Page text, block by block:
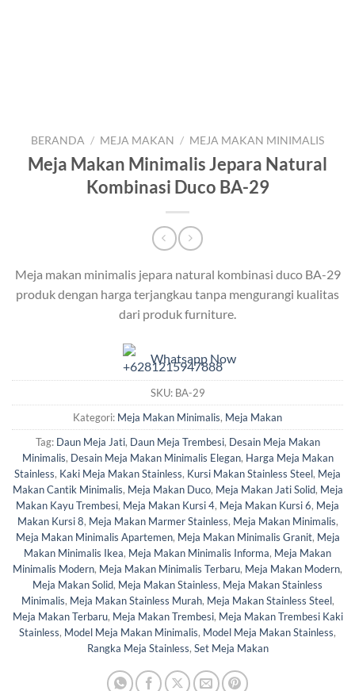
BERANDA / MEJA MAKAN / MEJA MAKAN MINIMALIS
Meja Makan Minimalis Jepara Natural
Kombinasi Duco BA-29
Meja makan minimalis jepara natural kombinasi duco BA-29
produk dengan harga terjangkau tanpa mengurangi kualitas
dari produk furniture.
Whatsapp Now
SKU: BA-29
Kategori: Meja Makan Minimalis, Meja Makan
Tag: Daun Meja Jati, Daun Meja Trembesi, Desain Meja Makan
Minimalis, Desain Meja Makan Minimalis Elegan, Harga Meja Makan
Stainless, Kaki Meja Makan Stainless, Kursi Makan Stainless Steel, Meja
Makan Cantik Minimalis, Meja Makan Duco, Meja Makan Jati Solid, Meja
Makan Kayu Trembesi, Meja Makan Kursi 4, Meja Makan Kursi 6, Meja
Makan Kursi 8, Meja Makan Marmer Stainless, Meja Makan Minimalis,
Meja Makan Minimalis Apartemen, Meja Makan Minimalis Granit, Meja
Makan Minimalis Ikea, Meja Makan Minimalis Informa, Meja Makan
Minimalis Modern, Meja Makan Minimalis Terbaru, Meja Makan Modern,
Meja Makan Solid, Meja Makan Stainless, Meja Makan Stainless
Minimalis, Meja Makan Stainless Murah, Meja Makan Stainless Steel,
Meja Makan Terbaru, Meja Makan Trembesi, Meja Makan Trembesi Kaki
Stainless, Model Meja Makan Minimalis, Model Meja Makan Stainless,
Rangka Meja Stainless, Set Meja Makan